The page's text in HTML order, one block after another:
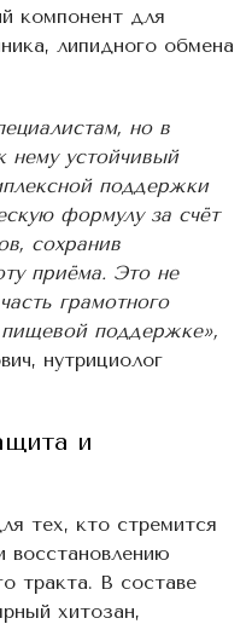
компонент для
липидного обмена
но в
нему устойчивый
поддержки
формулу за счёт
сохранив
приёма. Это не
грамотного
поддержке»,
нутрициолог
и
тех, кто стремится
восстановлению
тракта. В составе
хитозан,